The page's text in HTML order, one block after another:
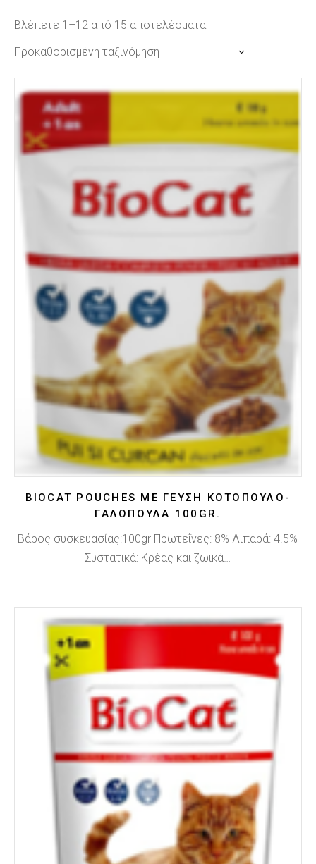
Βλέπετε 1–12 από 15 αποτελέσματα
Προκαθορισμένη ταξινόμηση
BIOCAT POUCHES ΜΕ ΓΕΥΣΗ ΚΟΤΟΠΟΥΛΟ-
ΓΑΛΟΠΟΥΛΑ 100GR.
Βάρος συσκευασίας:100gr Πρωτεΐνες: 8% Λιπαρά: 4.5%
Συστατικά: Κρέας και ζωικά…